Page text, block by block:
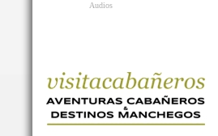
Audios